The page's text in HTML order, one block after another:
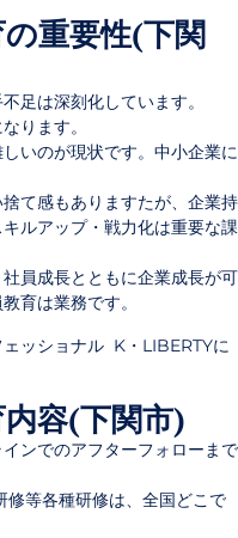
重要性(下関
足は深刻化しています。
ります。
いのが現状です。中小企業に
て感もありますたが、企業持
ルアップ・戦力化は重要な課
員成長とともに企業成長が可
育は業務です。
ッショナル K・LIBERTYに
容(下関市)
インでのアフターフォローまで
等各種研修は、全国どこで